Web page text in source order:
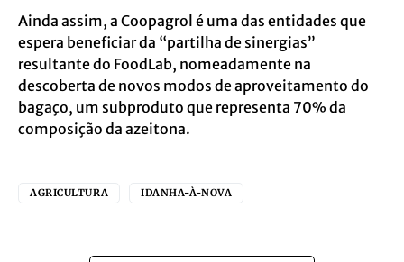
Ainda assim, a Coopagrol é uma das entidades que
espera beneficiar da “partilha de sinergias”
resultante do FoodLab, nomeadamente na
descoberta de novos modos de aproveitamento do
bagaço, um subproduto que representa 70% da
composição da azeitona.
AGRICULTURA IDANHA-À-NOVA